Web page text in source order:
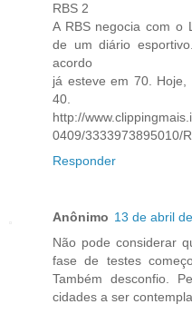
RBS 2
A RBS negocia com o
de um diário
acordo
já esteve em 70.
40.
http://
0409/3333973895010/
Responder
Anônimo 13 de abril
Não pode considerar
fase de testes
Também desconfio.
cidades a ser